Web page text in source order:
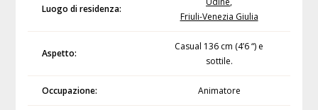
Luogo di residenza:
Friuli-Venezia Giulia
Aspetto:
Casual 136 cm (4’6 “) e
sottile.
Occupazione: Animatore